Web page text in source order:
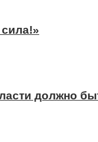
должно